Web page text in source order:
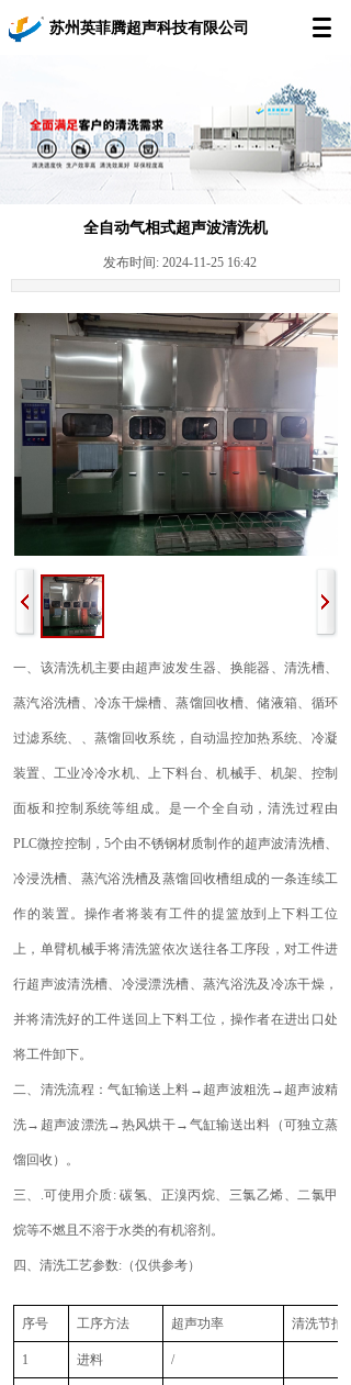
苏州英菲腾超声科技有限公司
全自动气相式超声波清洗机
发布时间: 2024-11-25 16:42
一、该清洗机主要由超声波发生器、换能器、清洗槽、
蒸汽浴洗槽、冷冻干燥槽、蒸馏回收槽、储液箱、循环
过滤系统、、蒸馏回收系统，自动温控加热系统、冷凝
装置、工业冷冷水机、上下料台、机械手、机架、控制
面板和控制系统等组成。是一个全自动，清洗过程由
PLC微控控制，5个由不锈钢材质制作的超声波清洗槽、
冷浸洗槽、蒸汽浴洗槽及蒸馏回收槽组成的一条连续工
作的装置。操作者将装有工件的提篮放到上下料工位
上，单臂机械手将清洗篮依次送往各工序段，对工件进
行超声波清洗槽、冷浸漂洗槽、蒸汽浴洗及冷冻干燥，
并将清洗好的工件送回上下料工位，操作者在进出口处
将工件卸下。
二、清洗流程：气缸输送上料→超声波粗洗→超声波精
洗→超声波漂洗→热风烘干→气缸输送出料（可独立蒸
馏回收）。
三、.可使用介质: 碳氢、正溴丙烷、三氯乙烯、二氯甲
烷等不燃且不溶于水类的有机溶剂。
四、清洗工艺参数:（仅供参考）
序号 工序方法 超声功率 清洗节拍
1 进料 /